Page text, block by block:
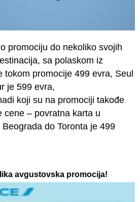
promociju do nekoliko svojih
sa polaskom iz
tokom promocije 499 evra, Seul
je 599 evra,
koji su na promociji takođe
cene – povratna karta u
do Toronta je 499
avgustovska promocija!